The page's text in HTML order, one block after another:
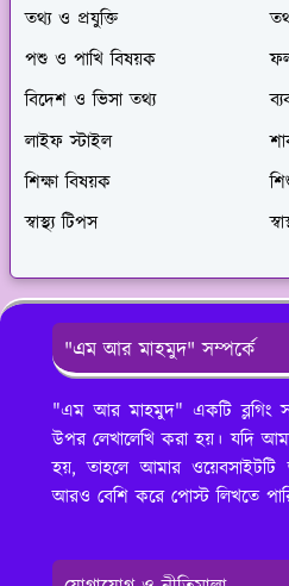
তথ্য ও প্রযুক্তি
পশু ও পাখি বিষয়ক
বিদেশ ও ভিসা তথ্য
লাইফ স্টাইল
শিক্ষা বিষয়ক
স্বাস্থ্য টিপস
"এম আর মাহমুদ" সম্পর্কে
"এম আর মাহমুদ" একটি ব্লগিং
উপর লেখালেখি করা হয়। যদি
হয়, তাহলে আমার
আরও বেশি করে পোস্ট লিখতে